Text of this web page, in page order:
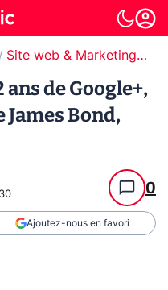
Site web & Marketing Digital
ans de Google+,
James Bond,
0
Ajoutez-nous en favori